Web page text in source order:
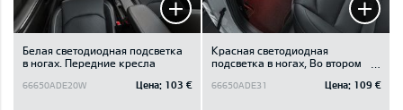
Белая светодиодная подсветка
в ногах. Передние кресла
66650ADE20W Цена: 103 €
Красная светодиодная
подсветка в ногах, Во втором
66650ADE31 Цена: 109 €